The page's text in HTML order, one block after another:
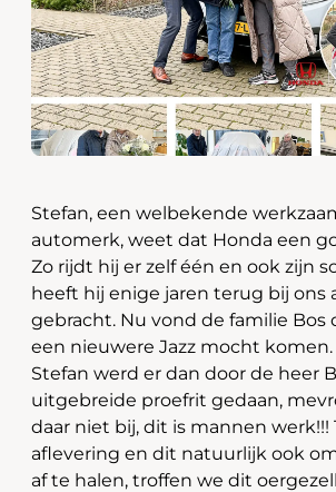
Contact
Stefan, een welbekende
automerk, weet dat Honda een
Zo rijdt hij er zelf één en ook zijn
heeft hij enige jaren terug bij ons
gebracht. Nu vond de familie Bos
een nieuwere Jazz mocht
Stefan werd er dan door de heer
uitgebreide proefrit gedaan,
daar niet bij, dit is mannen werk!!!
aflevering en dit natuurlijk ook
af te halen, troffen we dit